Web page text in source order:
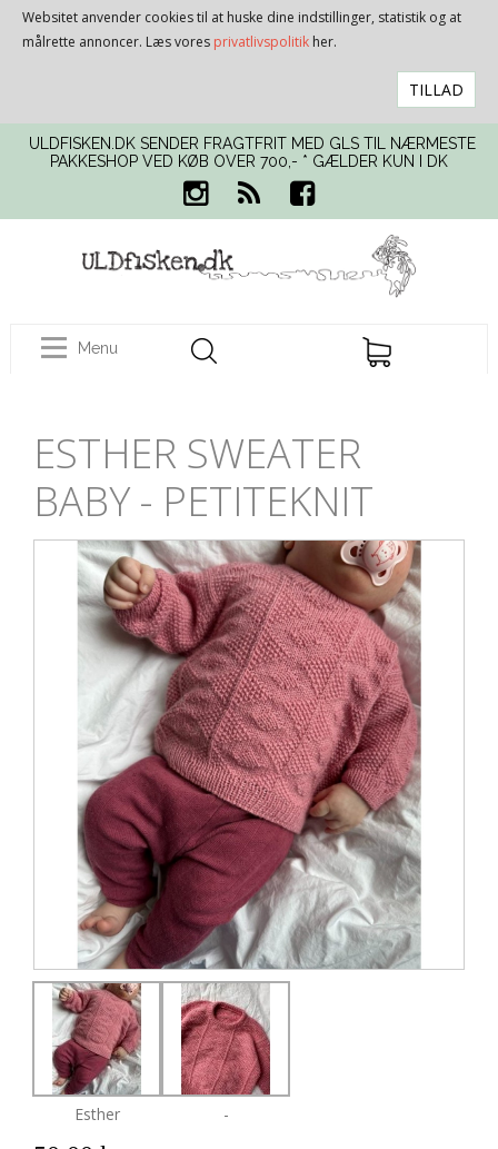
Websitet anvender cookies til at huske dine indstillinger, statistik og at
målrette annoncer. Læs vores privatlivspolitik her.
TILLAD
ULDFISKEN.DK SENDER FRAGTFRIT MED GLS TIL NÆRMESTE
PAKKESHOP VED KØB OVER 700,- * GÆLDER KUN I DK
Menu
ESTHER SWEATER
BABY - PETITEKNIT
Esther -